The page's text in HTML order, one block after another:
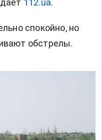
112.ua.
спокойно, но
обстрелы.